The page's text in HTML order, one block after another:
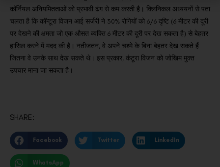
कॉर्नियल अनियमितताओं को प्रभावी ढंग से कम करती है। क्लिनिकल अध्ययनों से पता
चलता है कि कॉन्टूरा विजन आई सर्जरी ने 30% रोगियों को 6/6 दृष्टि (6 मीटर की दूरी
पर देखने की क्षमता जो एक औसत व्यक्ति 6 मीटर की दूरी पर देख सकता है) से बेहतर
हासिल करने में मदद की है। नतीजतन, वे अपने चश्मे के बिना बेहतर देख सकते हैं
जितना वे उनके साथ देख सकते थे। इस प्रकार, कंटूरा विजन को जोखिम मुक्त
उपचार माना जा सकता है।
SHARE:
Facebook Twitter LinkedIn
WhatsApp